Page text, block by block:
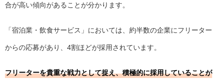
合が高い傾向があることが分かります。
「宿泊業・飲食サービス」においては、約半数の企業にフリーター
からの応募があり、4割ほどが採用されています。
フリーターを貴重な戦力として捉え、積極的に採用していることが